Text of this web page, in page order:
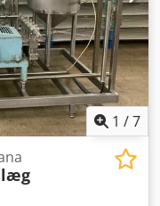
e conjuntos
min,
espessura do
de dosagem e
consulta. Caso haja
pela DL Packaging
1 /7